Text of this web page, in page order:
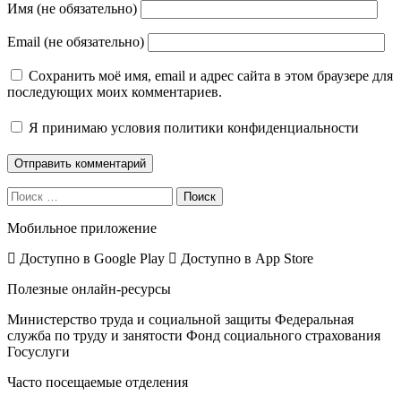
Имя (не обязательно)
Email (не обязательно)
Сохранить моё имя, email и адрес сайта в этом браузере для
последующих моих комментариев.
Я принимаю условия политики конфиденциальности
Поиск
Мобильное приложение
Доступно в Google Play Доступно в App Store
Полезные онлайн-ресурсы
Министерство труда и социальной защиты Федеральная
служба по труду и занятости Фонд социального страхования
Госуслуги
Часто посещаемые отделения